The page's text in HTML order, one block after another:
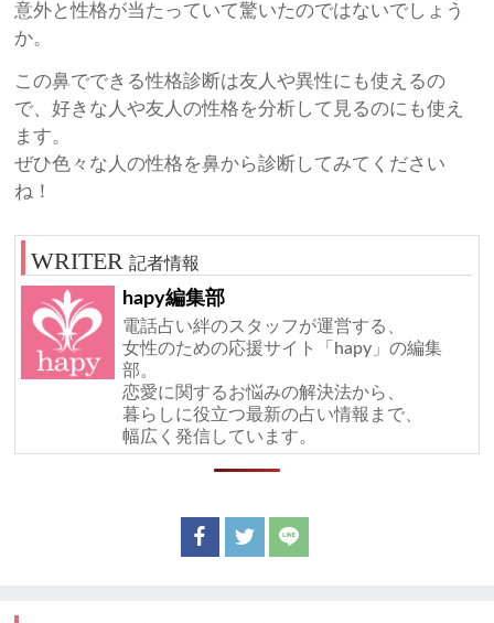
意外と性格が当たっていて驚いたのではないでしょう
か。
この鼻でできる性格診断は友人や異性にも使えるの
で、好きな人や友人の性格を分析して見るのにも使え
ます。
ぜひ色々な人の性格を鼻から診断してみてください
ね！
記者情報
hapy編集部
電話占い絆のスタッフが運営する、
女性のための応援サイト「hapy」の編集
部。
恋愛に関するお悩みの解決法から、
暮らしに役立つ最新の占い情報まで、
幅広く発信しています。